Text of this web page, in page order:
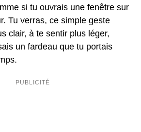
si tu ouvrais une fenêtre sur
Tu verras, ce simple geste
clair, à te sentir plus léger,
un fardeau que tu portais